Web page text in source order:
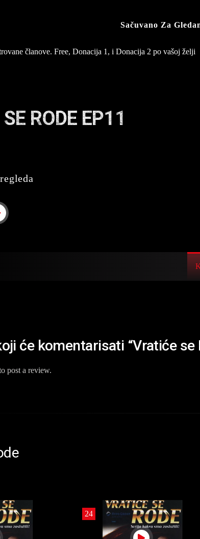
Sačuvano Za
članove. Free, Donacija 1, i Donacija 2 po vašoj želji
RODE EP11
će komentarisati “Vratiće se
post a review.
24